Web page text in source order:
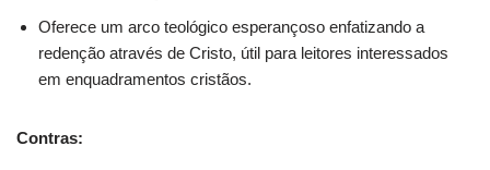
Oferece um arco teológico esperançoso enfatizando a
redenção através de Cristo, útil para leitores interessados
em enquadramentos cristãos.
Contras: